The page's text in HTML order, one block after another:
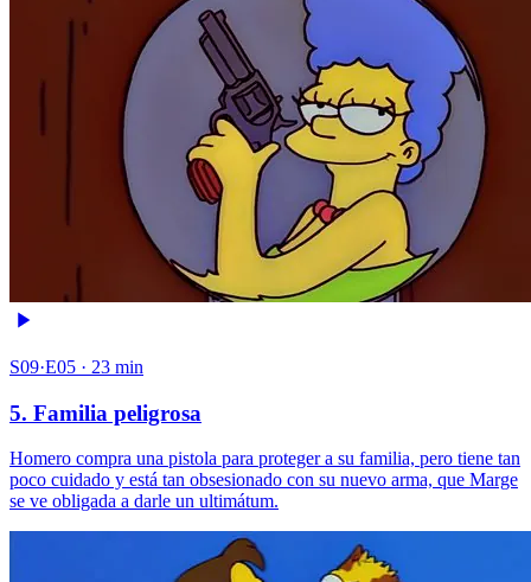
S09·E05 · 23 min
5. Familia peligrosa
Homero compra una pistola para proteger a su familia, pero tiene tan
poco cuidado y está tan obsesionado con su nuevo arma, que Marge
se ve obligada a darle un ultimátum.